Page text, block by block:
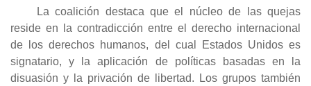
La coalición destaca que el núcleo de las quejas
reside en la contradicción entre el derecho internacional
de los derechos humanos, del cual Estados Unidos es
signatario, y la aplicación de políticas basadas en la
disuasión y la privación de libertad. Los grupos también